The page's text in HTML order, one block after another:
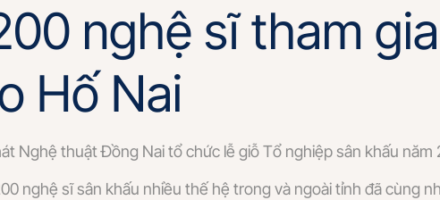
nghệ sĩ tham
Hố Nai
Nghệ thuật Đồng Nai tổ chức lễ giỗ Tổ nghiệp sân khấu năm
nghệ sĩ sân khấu nhiều thế hệ trong và ngoài tỉnh đã cùng